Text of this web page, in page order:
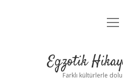
Yasal
Egzotik
Farklı kültürlerle